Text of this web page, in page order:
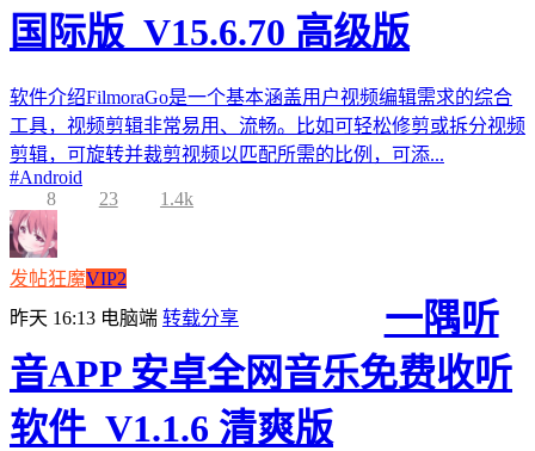
国际版_V15.6.70 高级版
软件介绍FilmoraGo是一个基本涵盖用户视频编辑需求的综合
工具，视频剪辑非常易用、流畅。比如可轻松修剪或拆分视频
剪辑，可旋转并裁剪视频以匹配所需的比例，可添...
#Android
8
23 1.4k
发帖狂魔VIP2
昨天 16:13 电脑端 转载分享
一隅听
音APP 安卓全网音乐免费收听
软件_V1.1.6 清爽版